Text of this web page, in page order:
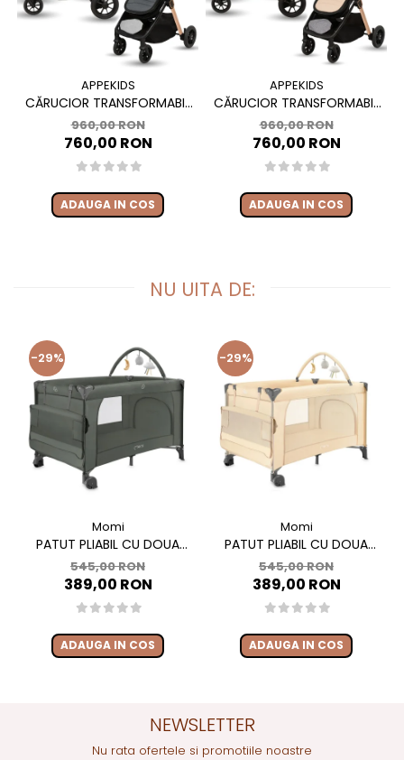
APPEKIDS
CĂRUCIOR TRANSFORMABIL
2 ÎN 1 APPEKIDS ELITE,
LANDOU ȘI SCAUN SPORT
REVERSIBIL, SUSPENSII,
PÂNĂ LA 22 KG - NAVY GREY
960,00 RON
760,00 RON
ADAUGA IN COS
APPEKIDS
CĂRUCIOR TRANSFORMABIL
2 ÎN 1 APPEKIDS ELITE,
LANDOU ȘI SCAUN SPORT
REVERSIBIL, SUSPENSII,
PÂNĂ LA 22 KG - SAND
960,00 RON
760,00 RON
ADAUGA IN COS
NU UITA DE:
-29%
Momi
PATUT PLIABIL CU DOUA
NIVELE SI MASUTA DE
INFASAT, 60X120 CM, MOMI,
BELOVE PLUS - GREEN
545,00 RON
389,00 RON
ADAUGA IN COS
-29%
Momi
PATUT PLIABIL CU DOUA
NIVELE SI MASUTA DE
INFASAT, 60X120 CM, MOMI,
BELOVE PLUS -BEIGE
545,00 RON
389,00 RON
ADAUGA IN COS
NEWSLETTER
Nu rata ofertele si promotiile noastre